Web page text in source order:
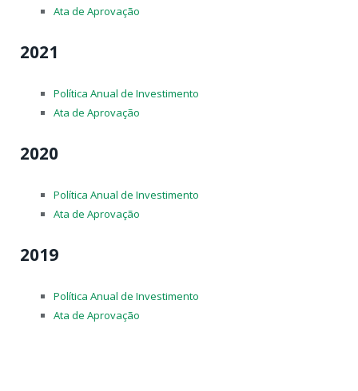
Ata de Aprovação
2021
Política Anual de Investimento
Ata de Aprovação
2020
Política Anual de Investimento
Ata de Aprovação
2019
Política Anual de Investimento
Ata de Aprovação